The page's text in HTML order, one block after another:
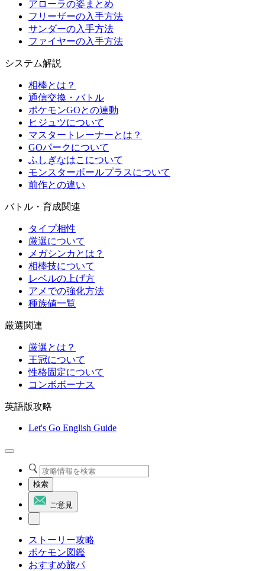
アローラの姿まとめ
フリーザーの入手方法
サンダーの入手方法
ファイヤーの入手方法
システム解説
相棒とは？
通信交換・バトル
ポケモンGOとの連動
ヒジュツについて
マスタートレーナーとは？
GOパークについて
ふしぎなはこについて
モンスターボールプラスについて
前作との違い
バトル・育成関連
タイプ相性
厳選について
メガシンカとは？
相棒技について
レベルの上げ方
アメでの強化方法
種族値一覧
厳選関連
厳選とは？
王冠について
性格固定について
コンボボーナス
英語版攻略
Let's Go English Guide
検索
ご意見
ストーリー攻略
ポケモン図鑑
おすすめ旅パ